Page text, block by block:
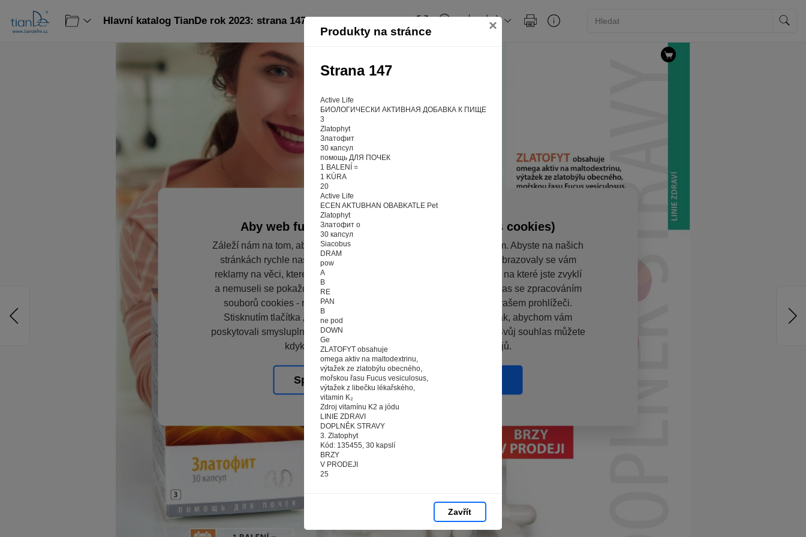
Produkty na stránce ×
Strana 147
Active Life
БИОЛОГИЧЕСКИ АКТИВНАЯ ДОБАВКА К ПИЩЕ
3
Zlatophyt
Златофит
30 капсул
помощь ДЛЯ ПОЧЕК
1 BALENÍ =
1 KÚRA
20
Active Life
ECEN AKTUBHAN OBABKATLE Pet
Zlatophyt
Златофит о
30 капсул
Siacobus
DRAM
pow
A
B
RE
PAN
B
ne pod
DOWN
Ge
ZLATOFYT obsahuje
omega aktiv na maltodextrinu,
výtažek ze zlatobýlu obecného,
mořskou řasu Fucus vesiculosus,
výtažek z libečku lékařského,
vitamin K₂
Zdroj vitamínu K2 a jódu
LINIE ZDRAVI
DOPLNĚK STRAVY
3. Zlatophyt
Kód: 135455, 30 kapslí
BRZY
V PRODEJI
25
Zavřít
Hlavní katalog TianDe rok 2023: strana 147
Aby web fungoval tak, jak ho znáte (souhlas s cookies)
Záleží nám na tom, aby pro vás nakupování bylo co nejlepší zážitkem. Abyste na našich
stránkách rychle našli to, co hledáte, ušetřili spoustu klikání a nezobrazovaly se vám
reklamy na věci, které vás nezajímají. Abyste web viděli v zobrazení na které jste zvyklí
a nemuseli se pokaždé přihlašovat. Proto od vás potřebujeme souhlas se zpracováním
souborů cookies - malých souborů, které se dočasně ukládají ve vašem prohlížeči.
Stisknutím tlačítka „V pořádku“ souhlasíte s nastavením cookies tak, abychom vám
poskytovali smysluplné a užitečné služby na základě vašich údajů. Svůj souhlas můžete
kdykoli změnit na stránce zpracování osobních údajů.
Spravovat cookies